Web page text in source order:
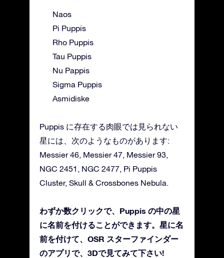
Naos
Pi Puppis
Rho Puppis
Tau Puppis
Nu Pappis
Sigma Puppis
Asmidiske
Puppis に存在する肉眼では見られない
星には、次のようなものがあります:
Messier 46, Messier 47, Messier 93,
NGC 2451, NGC 2477, Pi Puppis
Cluster, Skull & Crossbones Nebula.
わずか数クリックで、Puppis の中の星
に名前を付けることができます。星に名
前を付けて、OSR スターファインダー
のアプリで、3Dで見てみて下さい!